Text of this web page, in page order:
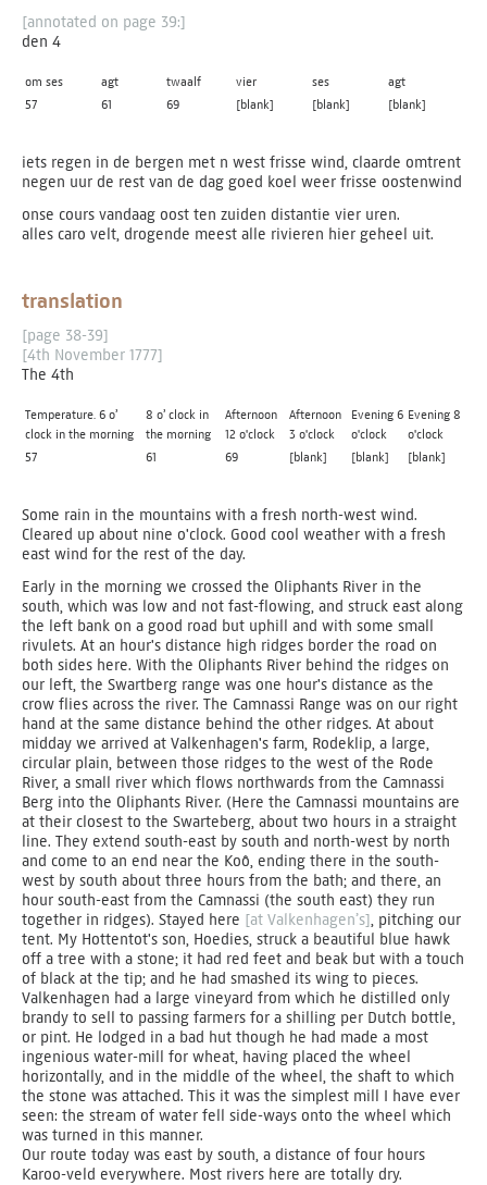
[annotated on page 39:]
den 4
om ses agt twaalf vier ses
agt
57
61 69 [blank] [blank] [blank]
iets regen in de bergen met n west frisse wind, claarde omtrent
negen uur de rest van de dag goed koel weer frisse oostenwind
onse cours vandaag oost ten zuiden distantie vier uren.
alles caro velt, drogende meest alle rivieren hier geheel uit.
translation
[page 38-39]
[4th November 1777]
The 4th
Temperature. 6 o’
clock in the morning
8 o’ clock in
the morning
Afternoon
12 o'clock
Afternoon
3 o'clock
Evening 6
o'clock
Evening 8
o'clock
57
61 69 [blank] [blank] [blank]
Some rain in the mountains with a fresh north-west wind.
Cleared up about nine o'clock. Good cool weather with a fresh
east wind for the rest of the day.
Early in the morning we crossed the Oliphants River in the
south, which was low and not fast-flowing, and struck east along
the left bank on a good road but uphill and with some small
rivulets. At an hour's distance high ridges border the road on
both sides here. With the Oliphants River behind the ridges on
our left, the Swartberg range was one hour's distance as the
crow flies across the river. The Camnassi Range was on our right
hand at the same distance behind the other ridges. At about
midday we arrived at Valkenhagen's farm, Rodeklip, a large,
circular plain, between those ridges to the west of the Rode
River, a small river which flows northwards from the Camnassi
Berg into the Oliphants River. (Here the Camnassi mountains are
at their closest to the Swarteberg, about two hours in a straight
line. They extend south-east by south and north-west by north
and come to an end near the Koô, ending there in the south-
west by south about three hours from the bath; and there, an
hour south-east from the Camnassi (the south east) they run
together in ridges). Stayed here [at Valkenhagen’s], pitching our
tent. My Hottentot's son, Hoedies, struck a beautiful blue hawk
off a tree with a stone; it had red feet and beak but with a touch
of black at the tip; and he had smashed its wing to pieces.
Valkenhagen had a large vineyard from which he distilled only
brandy to sell to passing farmers for a shilling per Dutch bottle,
or pint. He lodged in a bad hut though he had made a most
ingenious water-mill for wheat, having placed the wheel
horizontally, and in the middle of the wheel, the shaft to which
the stone was attached. This it was the simplest mill I have ever
seen: the stream of water fell side-ways onto the wheel which
was turned in this manner.
Our route today was east by south, a distance of four hours
Karoo-veld everywhere. Most rivers here are totally dry.